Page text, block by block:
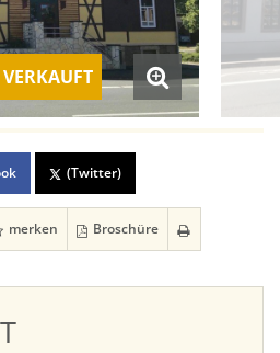
VERKAUFT
(Twitter)
merken Broschüre